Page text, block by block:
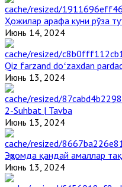
Ҳожилар арафа куни рўза
Июнь 14, 2024
Qiz farzand doʻzaxdan
Июнь 13, 2024
2-Suhbat | Tavba
Июнь 13, 2024
Эҳромда қандай амаллар
Июнь 13, 2024